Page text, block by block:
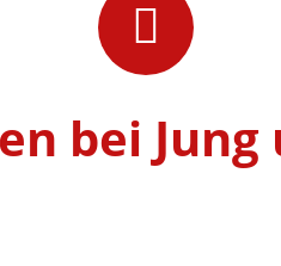
bei Jung